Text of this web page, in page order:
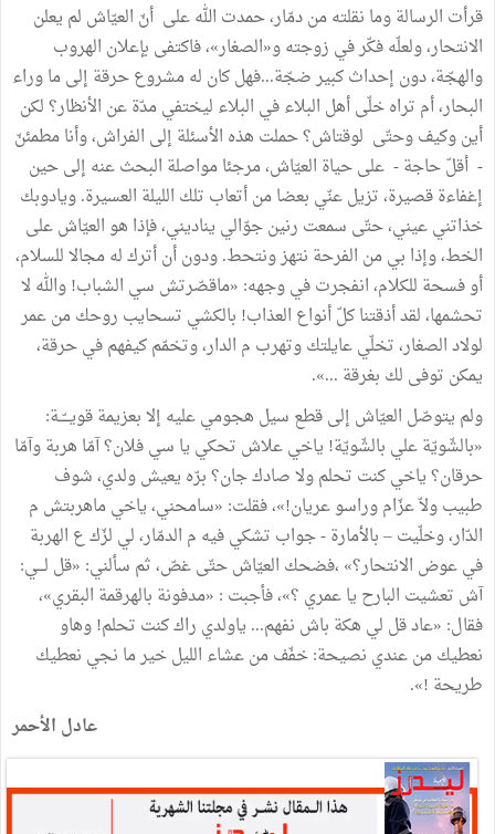
قرأت الرسالة وما نقلته من دمّار، حمدت الله على أنّ العيّاش لم يعلن
الانتحار، ولعلّه فكّر في زوجته و«الصغار»، فاكتفى بإعلان الهروب
والهجّة، دون إحداث كبير ضجّة...فهل كان له مشروع حرقة إلى ما وراء
البحار، أم تراه خلّى أهل البلاء في البلاء ليختفي مدّة عن الأنظار؟ لكن
أين وكيف وحتّى لوقتاش؟ حملت هذه الأسئلة إلى الفراش، وأنا مطمئنّ
- أقلّ حاجة - على حياة العيّاش، مرجئا مواصلة البحث عنه إلى حين
إغفاءة قصيرة، تزيل عنّي بعضا من أتعاب تلك الليلة العسيرة. ويادوبك
خذاتني عيني، حتّى سمعت رنين جوّالي يناديني، فإذا هو العيّاش على
الخط، وإذا بي من الفرحة نتهز ونتحط. ودون أن أترك له مجالا للسلام،
أو فسحة للكلام، انفجرت في وجهه: «ماقصّرتش سي الشباب! والله لا
تحشمها، لقد أذقتنا كلّ أنواع العذاب! بالكشي تسحايب روحك من عمر
لولاد الصغار، تخلّي عايلتك وتهرب م الدار، وتخمّم كيفهم في حرقة،
يمكن توفى لك بغرقة ...».
ولم يتوصّل العيّاش إلى قطع سيل هجومي عليه إلا بعزيمة قويـــّــة:
«بالشّويّة علي بالشّويّة! ياخي علاش تحكي يا سي فلان؟ آمّا هربة وآمّا
حرقان؟ ياخي كنت تحلم ولا صادك جان؟ برّه يعيش ولدي، شوف
طبيب ولاّ عزّام وراسو عريان!»، فقلت: «سامحني، ياخي ماهربتش م
الدّار، وخلّيت – بالأمارة - جواب تشكي فيه م الدمّار، لي لزّك ع الهربة
في عوض الانتحار؟» ،فضحك العيّاش حتّى غصّ، ثم سألني: «قل لـــي:
آش تعشيت البارح يا عمري ؟»، فأجبت : «مدفونة بالهرقمة البقري»،
فقال: «عاد قل لي هكة باش نفهم... ياولدي راك كنت تحلم! وهاو
نعطيك من عندي نصيحة: خفّف من عشاء الليل خير ما نجي نعطيك
طريحة !».
عادل الأحمر